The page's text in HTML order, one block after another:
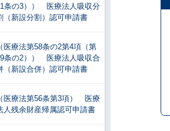
条の3）） 医療法人吸収分
（新設分割）認可申請書
（医療法第58条の2第4項（第
条の2）） 医療法人吸収合
（新設合併）認可申請書
（医療法第56条第3項） 医療
人残余財産帰属認可申請書